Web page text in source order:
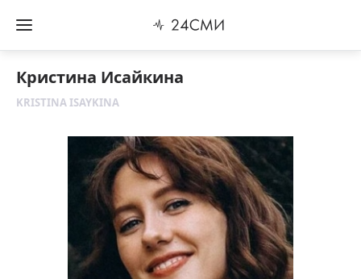
Кристина Исайкина
KRISTINA ISAYKINA